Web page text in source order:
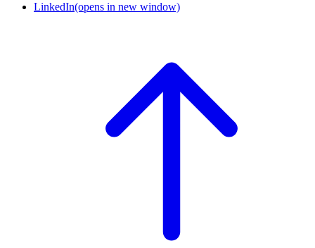
LinkedIn(opens in new window)